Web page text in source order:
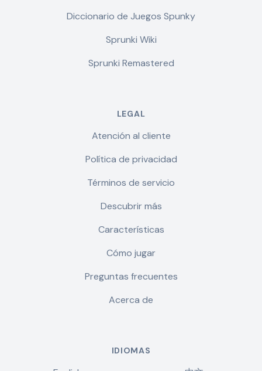
Diccionario de Juegos Spunky
Sprunki Wiki
Sprunki Remastered
LEGAL
Atención al cliente
Política de privacidad
Términos de servicio
Descubrir más
Características
Cómo jugar
Preguntas frecuentes
Acerca de
IDIOMAS